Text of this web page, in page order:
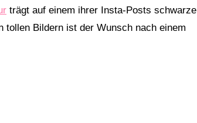
trägt auf einem ihrer Insta-Posts schwarze
Bildern ist der Wunsch nach einem